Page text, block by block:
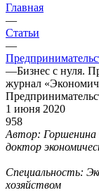
Главная
—
Статьи
—
—Бизнес с нуля.
журнал
1 июня 2020
958
Автор: Горшенина
доктор
Специальность:
хозяйством